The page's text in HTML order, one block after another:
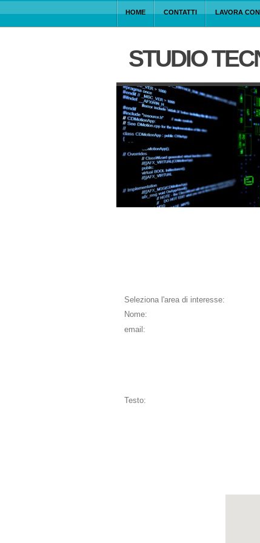
HOME CONTATTI LAVORA
STUDIO
Seleziona l'area di interesse:
Nome:
email:
Testo: